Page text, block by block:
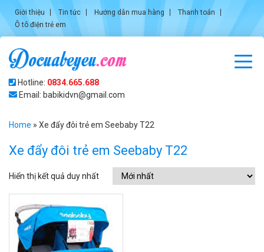
Giới thiệu Tin tức Hướng dẫn mua hàng
Thanh toán
Ô tô điện trẻ em
Hotline: 0834.665.688
Email: babikidvn@gmail.com
Home » Xe đẩy đôi trẻ em Seebaby T22
Xe đẩy đôi trẻ em Seebaby T22
Hiển thị kết quả duy nhất